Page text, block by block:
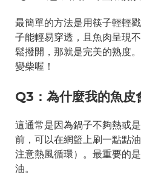
最簡單的方法是用筷子輕輕
子能輕易穿透，且魚肉呈現
鬆撥開，那就是完美的熟度
變柴喔！
Q3：為什麼我的魚皮
這通常是因為鍋子不夠熱或
前，可以在網籃上刷一點點
注意熱風循環）。最重要的
油。